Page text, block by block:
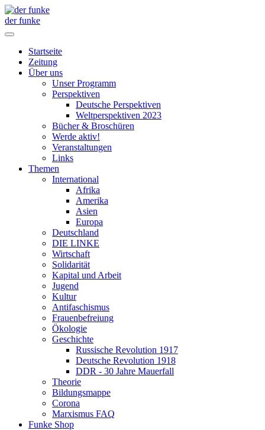
der funke
Startseite
Zeitung
Über uns
Unser Programm
Perspektiven
Deutsche Perspektiven
Weltperspektiven 2023
Bücher & Broschüren
Werde aktiv!
Veranstaltungen
Links
Themen
International
Afrika
Amerika
Asien
Europa
Deutschland
DIE LINKE
Wirtschaft
Solidarität
Kapital und Arbeit
Jugend
Kultur
Antifaschismus
Frauenbefreiung
Ökologie
Geschichte
Russische Revolution 1917
Deutsche Revolution 1918
DDR - 30 Jahre Mauerfall
Theorie
Bildungsmappe
Corona
Marxismus FAQ
Funke Shop